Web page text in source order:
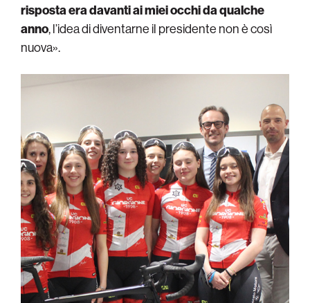
risposta era davanti ai miei occhi da qualche
anno, l’idea di diventarne il presidente non è così
nuova».